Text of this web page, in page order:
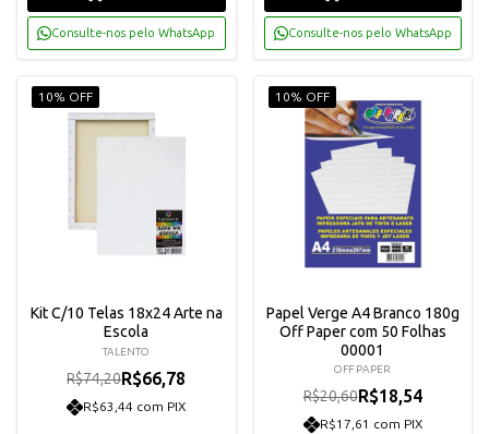
Consulte-nos pelo WhatsApp Consulte-nos pelo WhatsApp
10% OFF
Kit C/10 Telas 18x24 Arte na
Escola
TALENTO
R$74,20R$66,78
R$63,44 com PIX
10% OFF
Papel Verge A4 Branco 180g
Off Paper com 50 Folhas
00001
OFF PAPER
R$20,60R$18,54
R$17,61 com PIX